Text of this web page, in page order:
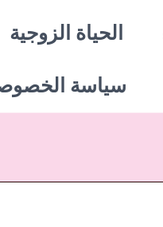
الحياة الزوجية
سياسة